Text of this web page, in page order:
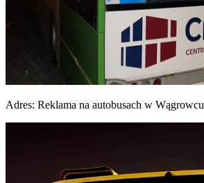
Adres: Reklama na autobusach w Wągrowcu